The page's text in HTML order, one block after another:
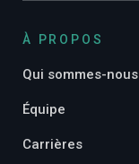
À PROPOS
Qui sommes-nous
Équipe
Carrières